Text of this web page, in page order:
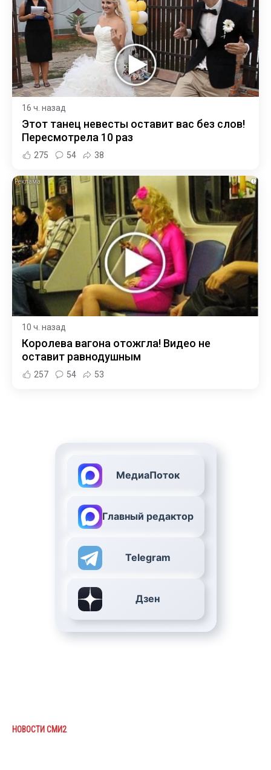
16 ч. назад
Этот танец невесты оставит вас без слов!
Пересмотрела 10 раз
275 54 38
i
10 ч. назад
Королева вагона отожгла! Видео не
оставит равнодушным
257 54 53
МедиаПоток
Главный редактор
Telegram
Дзен
НОВОСТИ СМИ2